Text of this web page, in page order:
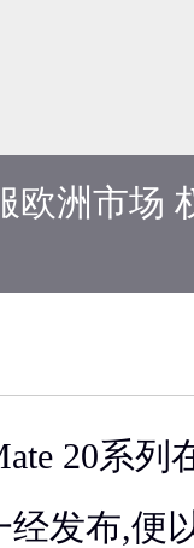
欧洲市场
20系列
发布,便